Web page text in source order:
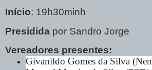
Início: 19h30minh
Presidida por Sandro Jorge
Vereadores presentes:
Givanildo Gomes da Silva